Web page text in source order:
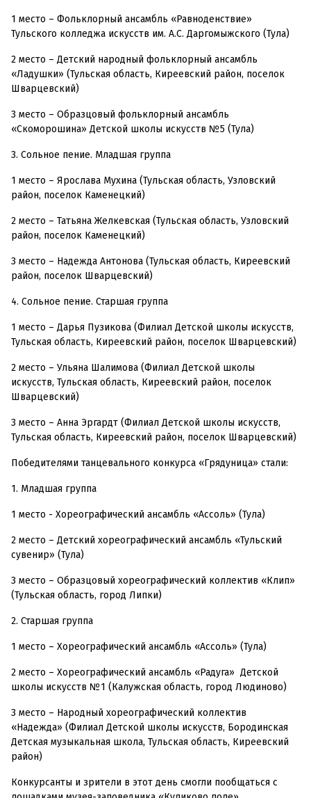
1 место – Фольклорный ансамбль «Равноденствие»
Тульского колледжа искусств им. А.С. Даргомыжского (Тула)
2 место – Детский народный фольклорный ансамбль
«Ладушки» (Тульская область, Киреевский район, поселок
Шварцевский)
3 место – Образцовый фольклорный ансамбль
«Скоморошина» Детской школы искусств №5 (Тула)
3. Сольное пение. Младшая группа
1 место – Ярослава Мухина (Тульская область, Узловский
район, поселок Каменецкий)
2 место – Татьяна Желкевская (Тульская область, Узловский
район, поселок Каменецкий)
3 место – Надежда Антонова (Тульская область, Киреевский
район, поселок Шварцевский)
4. Сольное пение. Старшая группа
1 место – Дарья Пузикова (Филиал Детской школы искусств,
Тульская область, Киреевский район, поселок Шварцевский)
2 место – Ульяна Шалимова (Филиал Детской школы
искусств, Тульская область, Киреевский район, поселок
Шварцевский)
3 место – Анна Эргардт (Филиал Детской школы искусств,
Тульская область, Киреевский район, поселок Шварцевский)
Победителями танцевального конкурса «Грядуница» стали:
1. Младшая группа
1 место - Хореографический ансамбль «Ассоль» (Тула)
2 место – Детский хореографический ансамбль «Тульский
сувенир» (Тула)
3 место – Образцовый хореографический коллектив «Клип»
(Тульская область, город Липки)
2. Старшая группа
1 место – Хореографический ансамбль «Ассоль» (Тула)
2 место – Хореографический ансамбль «Радуга» Детской
школы искусств №1 (Калужская область, город Людиново)
3 место – Народный хореографический коллектив
«Надежда» (Филиал Детской школы искусств, Бородинская
Детская музыкальная школа, Тульская область, Киреевский
район)
Конкурсанты и зрители в этот день смогли пообщаться с